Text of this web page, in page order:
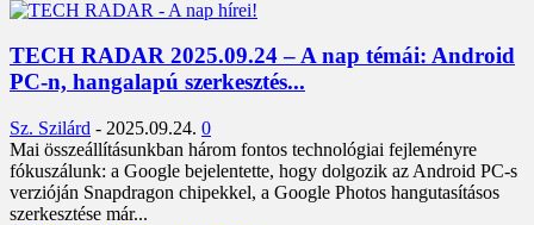
TECH RADAR 2025.09.24 – A nap témái: Android
PC-n, hangalapú szerkesztés...
Sz. Szilárd - 2025.09.24. 0
Mai összeállításunkban három fontos technológiai fejleményre
fókuszálunk: a Google bejelentette, hogy dolgozik az Android PC-s
verzióján Snapdragon chipekkel, a Google Photos hangutasításos
szerkesztése már...